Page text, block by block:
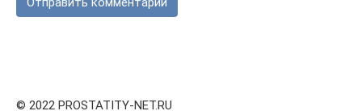
© 2022 PROSTATITY-NET.RU